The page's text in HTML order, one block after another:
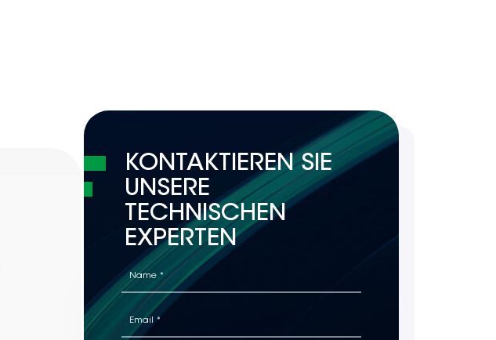
KONTAKTIEREN SIE
UNSERE
TECHNISCHEN
EXPERTEN